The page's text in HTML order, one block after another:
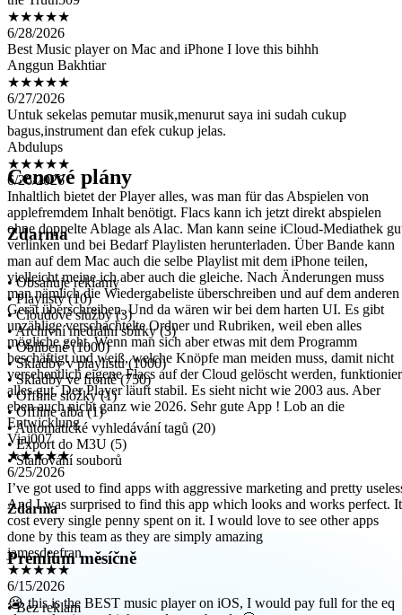
6/28/2026
Best Music player on Mac and iPhone I love this bihhh
Anggun Bakhtiar
★★★★★
6/27/2026
Untuk sekelas pemutar musik,menurut saya ini sudah cukup
bagus,instrument dan efek cukup jelas.
Abdulups
★★★★★
6/26/2026
Inhaltlich bietet der Player alles, was man für das Abspielen von
applefremdem Inhalt benötigt. Flacs kann ich jetzt direkt abspielen
ohne doppelte Ablage als Alac. Man kann seine iCloud-Mediathek
verlinken und bei Bedarf Playlisten herunterladen. Über Bande kann
man auf dem Mac auch die selbe Playlist mit dem iPhone teilen,
vielleicht meine ich aber auch die gleiche. Nach Änderungen muss
man nämlich die Wiedergabeliste überschreiben und auf dem anderen
Gerät überschreiben. Und da wären wir bei dem harten UI. Es gibt
unzählige verschachtelte Ordner und Rubriken, weil eben alles
mögliche geht. Wenn man sich aber etwas mit dem Programm
beschäftigt und weiß, welche Knöpfe man meiden muss, damit nicht
versehentlich eigene Flacs auf der Cloud gelöscht werden,
alles gut. Der Player läuft stabil. Es sieht nicht wie 2003 aus. Aber
eben auch nicht ganz wie 2026. Sehr gute App ! Lob an die
Entwicklung
Viaj007
★★★★★
6/25/2026
I’ve got used to find apps with aggressive marketing and pretty
And I was surprised to find this app which looks and works perfect. It
cost every single penny spent on it. I would love to see other apps
done by this team as they are simply amazing
jamesdeefran
★★★★★
6/15/2026
😭 this is the BEST music player on iOS, I would pay full for the eq
alone, pls give us higher and more bands 🥹
RomRomRomeo
Cenové plány
Zdarma
• Obsahuje reklamy
• Playlisty (10)
• Cloudové služby (3)
• Archivní mediální sbírky (3)
• Oblíbené (1000)
• Skladby v playlistu (1000)
• Skladby ve frontě (750)
• Offline složky (1)
• Offline alba (1)
• Automatické vyhledávání tagů (20)
• Export do M3U (5)
• Stahování souborů
Zdarma
Premium měsíčně
• Bez reklam